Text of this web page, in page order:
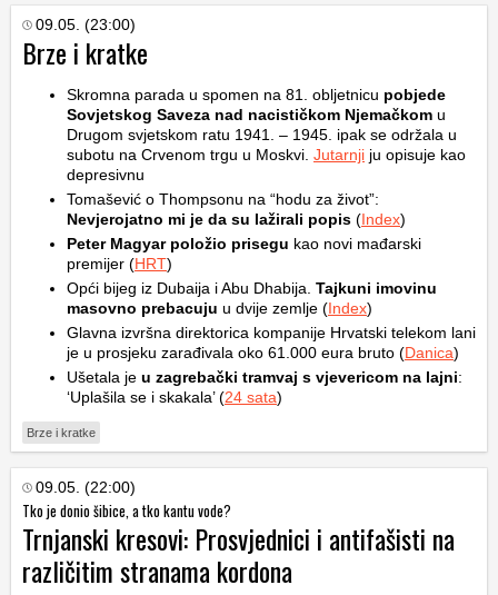
09.05. (23:00)
Brze i kratke
Skromna parada u spomen na 81. obljetnicu pobjede
Sovjetskog Saveza nad nacističkom Njemačkom u
Drugom svjetskom ratu 1941. – 1945. ipak se održala u
subotu na Crvenom trgu u Moskvi. Jutarnji ju opisuje kao
depresivnu
Tomašević o Thompsonu na “hodu za život”:
Nevjerojatno mi je da su lažirali popis (Index)
Peter Magyar položio prisegu kao novi mađarski
premijer (HRT)
Opći bijeg iz Dubaija i Abu Dhabija. Tajkuni imovinu
masovno prebacuju u dvije zemlje (Index)
Glavna izvršna direktorica kompanije Hrvatski telekom lani
je u prosjeku zarađivala oko 61.000 eura bruto (Danica)
Ušetala je u zagrebački tramvaj s vjevericom na lajni:
‘Uplašila se i skakala’ (24 sata)
Brze i kratke
09.05. (22:00)
Tko je donio šibice, a tko kantu vode?
Trnjanski kresovi: Prosvjednici i antifašisti na
različitim stranama kordona